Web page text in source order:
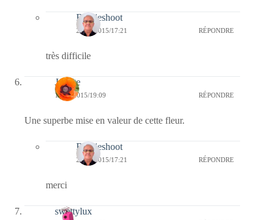
Bernieshoot
24/05/2015/17:21 RÉPONDRE
très difficile
Josette
19/05/2015/19:09 RÉPONDRE
Une superbe mise en valeur de cette fleur.
Bernieshoot
24/05/2015/17:21 RÉPONDRE
merci
swettylux